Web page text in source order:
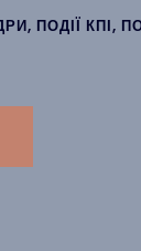
, ПОДІЇ КПІ,